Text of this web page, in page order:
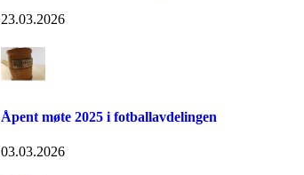
23.03.2026
Åpent møte 2025 i fotballavdelingen
03.03.2026